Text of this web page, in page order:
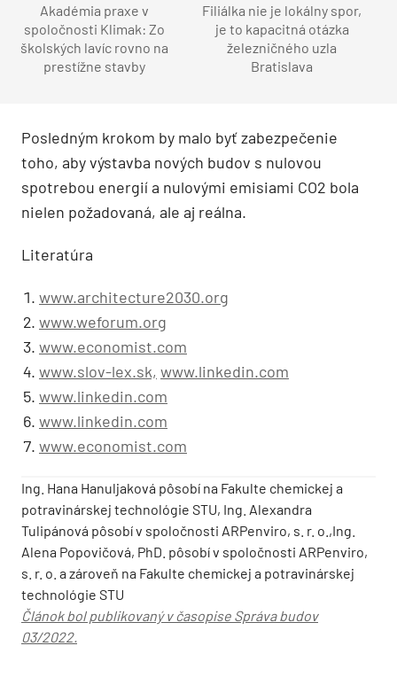
Akadémia praxe v
spoločnosti Klimak: Zo
školských lavíc rovno na
prestížne stavby
Filiálka nie je lokálny spor,
je to kapacitná otázka
železničného uzla
Bratislava
Posledným krokom by malo byť zabezpečenie
toho, aby výstavba nových budov s nulovou
spotrebou energií a nulovými emisiami CO2 bola
nielen požadovaná, ale aj reálna.
Literatúra
www.architecture2030.org
www.weforum.org
www.economist.com
www.slov-lex.sk, www.linkedin.com
www.linkedin.com
www.linkedin.com
www.economist.com
Ing. Hana Hanuljaková pôsobí na Fakulte chemickej a
potravinárskej technológie STU, Ing. Alexandra
Tulipánová pôsobí v spoločnosti ARPenviro, s. r. o.,Ing.
Alena Popovičová, PhD. pôsobí v spoločnosti ARPenviro,
s. r. o. a zároveň na Fakulte chemickej a potravinárskej
technológie STU
Článok bol publikovaný v časopise Správa budov
03/2022.